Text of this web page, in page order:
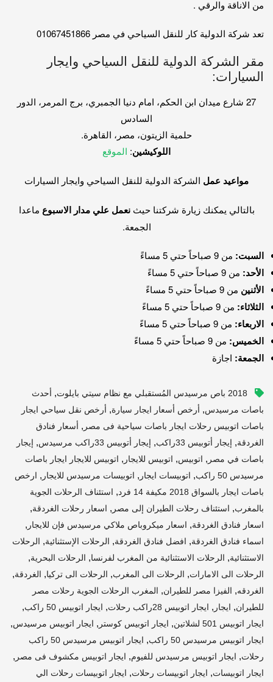
من الاناقة والرقي .
تعد شركة الدولية كار للنقل السياحي في مصر 01067451866
مقر الشركة الدولية للنقل السياحي وايجار
السيارات:
27 شارع ميدان ابن الحكم، امام دنيا الجمبري، برج المرمر، الدور
السادس
حلمية الزيتون، مصر، القاهرة.
اللوكيشين: الموقع
مواعيد عمل الشركة الدولية للنقل السياحي وايجار السيارات
بالتالي يمكنك زيارة شركتنا حيثنعمل علي مدار الاسبوع ماعدا
الجمعة.
السبت: من 9 صباحاً حتي 5 مساءً
الأحد: من 9 صباحاً حتي 5 مساءً
الأثنين من 9 صباحاً حتي 5 مساءً
الثلاثاء: من 9 صباحاً حتي 5 مساءً
الاربعاء: من 9 صباحاً حتي 5 مساءً
الخميس: من 9 صباحاً حتي 5 مساءً
الجمعة: اجازة
2018 باص مرسيدس المُستقبلي مع نظام سيتي بايلوت , أحدث
باصات مرسيدس, أرخص أسعار ايجار سيارة, أرخص نقل سياحي ايجار
باصات اتوبيس رحلات ايجار باصات سياحية فى مصر , أسعار فنادق
الغردقة, إيجار أتوبيس 33راكب , إيجار أتوبيس 33راكب مرسيدس , إيجار
باصات في مصر , اتوبيس, اتوبيس للايجار , اتوبيس للايجار ايجار باصات
مرسيدس 50 راكب
, اتوبيسات ايجار , اتوبيسات مرسيدس للايجار , ارخص
باصات ايجار بالسواق 2018 مكيفة 14 فرد
, استئناف الرحلات الجوية
بالمغرب, استئناف رحلات الطيران إلى مصر , اسعار رحلات الغردقة,
اسعار فنادق الغردقة, اسعار ميكروباص ملاكي مرسيدس فإن للايجار ,
اسماء فنادق الغردقة, افضل فنادق الغردقة, الرحلات الإستثنائية, الرحلات
الاستثنائية, الرحلات الاستثنائية من المغرب لفرنسا, الرحلات البحرية,
الرحلات الى الامارات, الرحلات الى المغرب, الرحلات الى تركيا, الغردقة,
الغردقه, الفيزا مصر للطيران, المغرب الرحلات الجوية رحلات مصر
للطيران, ايجار , ايجار اتوبيس 28راكب رحلات , ايجار اتوبيس 50 راكب ,
ايجار اتوبيس 501 لشلاتين , ايجار اتوبيس كوستر , ايجار اتوبيس مرسيدس,
ايجار اتوبيس مرسيدس 50 راكب ,
ايجار اتوبيس مرسيدس 50 راكب
رحلات, ايجار اتوبيس مرسيدس للفيوم, ايجار اتوبيس مكشوف فى مصر ,
ايجار اتوبيسات, ايجار اتوبيسات رحلات, ايجار اتوبيسات رحلات الي